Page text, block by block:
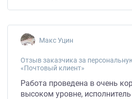
Макс Уцин
Отзыв заказчика за
«Почтовый клиент»
Работа проведена в очень
высоком уровне,